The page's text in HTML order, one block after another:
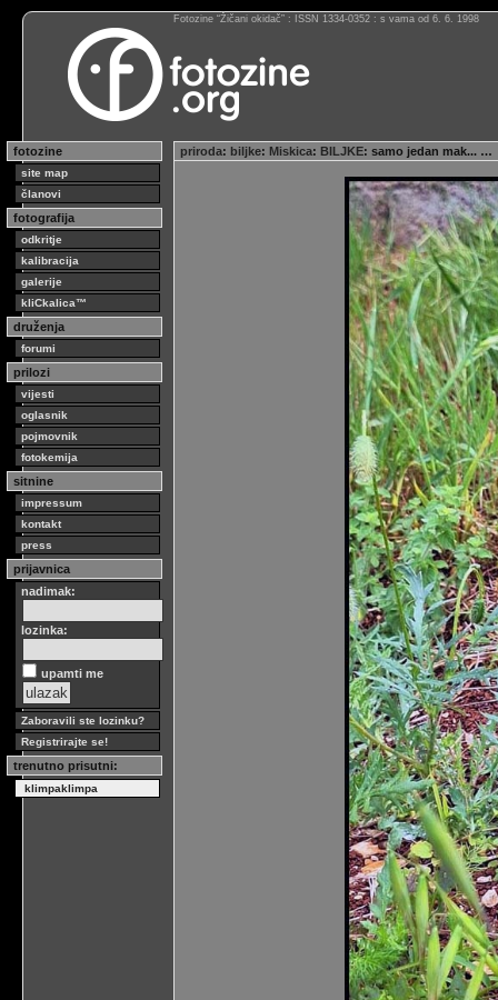
Fotozine “Žičani okidač” : ISSN 1334-0352 : s vama od 6. 6. 1998
fotozine
site map
članovi
fotografija
odkritje
kalibracija
galerije
kliCkalica™
druženja
forumi
prilozi
vijesti
oglasnik
pojmovnik
fotokemija
sitnine
impressum
kontakt
press
prijavnica
nadimak:
lozinka:
upamti me
Zaboravili ste lozinku?
Registrirajte se!
trenutno prisutni:
klimpaklimpa
priroda: biljke: Miskica: BILJKE: samo jedan mak... …